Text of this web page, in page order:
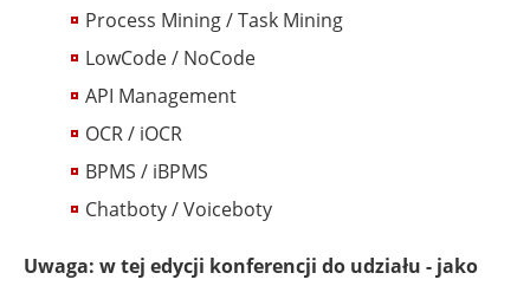
Process Mining / Task Mining
LowCode / NoCode
API Management
OCR / iOCR
BPMS / iBPMS
Chatboty / Voiceboty
Uwaga: w tej edycji konferencji do udziału - jako